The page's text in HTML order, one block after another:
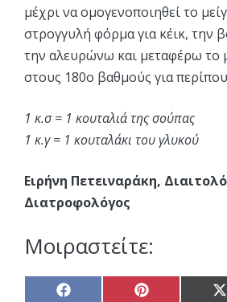
μέχρι να ομογενοποιηθεί το
στρογγυλή φόρμα για κέικ, την
την αλευρώνω και μεταφέρω το
στους 180ο βαθμούς για
1 κ.σ = 1 κουταλιά της σούπας
1 κ.γ = 1 κουταλάκι του γλυκού
Ειρήνη Πετειναράκη,
Διατροφολόγος
Μοιραστείτε:
Share Share